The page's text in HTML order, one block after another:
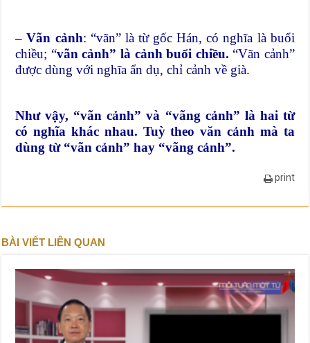
– Vãn cảnh: “vãn” là từ gốc Hán, có nghĩa là buổi
chiều; “vãn cảnh” là cảnh buổi chiều. “Vãn cảnh”
được dùng với nghĩa ẩn dụ, chỉ cảnh về già.
Như vậy, “vãn cảnh” và “vãng cảnh” là hai từ
có nghĩa khác nhau. Tuỳ theo văn cảnh mà ta
dùng từ “vãn cảnh” hay “vãng cảnh”.
print
BÀI VIẾT LIÊN QUAN